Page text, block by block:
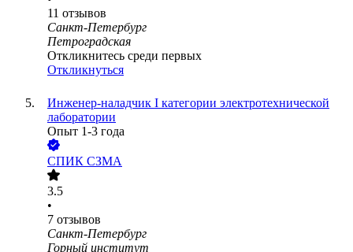
11 отзывов
Санкт-Петербург
Петроградская
Откликнитесь среди первых
Откликнуться
Инженер-наладчик I категории электротехнической
лаборатории
Опыт 1-3 года
СПИК СЗМА
3.5
•
7 отзывов
Санкт-Петербург
Горный институт